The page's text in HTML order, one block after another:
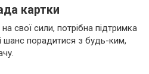
картки
свої сили, потрібна підтримка
шанс порадитися з будь-ким,